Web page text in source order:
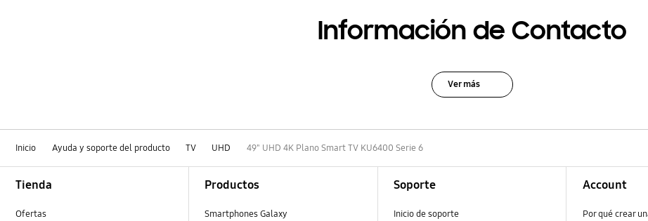
Información de Contacto
Ver más
Inicio Ayuda y soporte del producto TV UHD 49" UHD 4K Plano Smart TV KU6400 Serie 6
Tienda
Ofertas
Productos
Smartphones Galaxy
Soporte
Inicio de soporte
Account
Por qué crear